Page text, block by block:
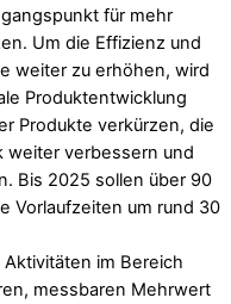
für mehr
Um die Effizienz und
weiter zu erhöhen, wird
Produktentwicklung
Produkte verkürzen, die
weiter verbessern und
Bis 2025 sollen über 90
Vorlaufzeiten um rund 30
Aktivitäten im Bereich
messbaren Mehrwert